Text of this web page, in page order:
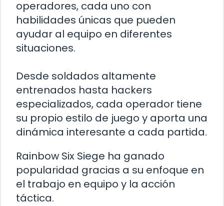
operadores, cada uno con
habilidades únicas que pueden
ayudar al equipo en diferentes
situaciones.
Desde soldados altamente
entrenados hasta hackers
especializados, cada operador tiene
su propio estilo de juego y aporta una
dinámica interesante a cada partida.
Rainbow Six Siege ha ganado
popularidad gracias a su enfoque en
el trabajo en equipo y la acción
táctica.